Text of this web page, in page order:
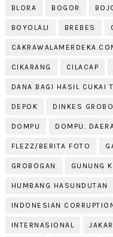
BLORA BOGOR
BOYOLALI BREBES
CIKARANG CILACAP
DANA BAGI HASIL CUKAI
DEPOK DINKES
DOMPU DOMPU.
FLEZZ/BERITA FOTO
GROBOGAN GUNUNG
HUMBANG HASUNDUTAN
INDONESIAN
INTERNASIONAL